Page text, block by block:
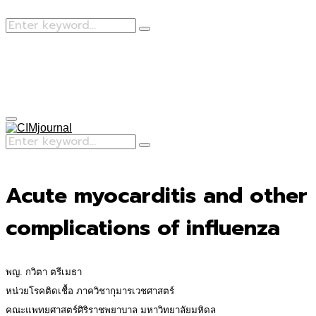
Search
Search
Primary
Menu
Search
for:
Search
Acute myocarditis and other
complications of influenza
พญ. กวิตา ตรีเมธา
หน่วยโรคติดเชื้อ ภาควิชากุมารเวชศาสตร์
คณะแพทยศาสตร์ศิริราชพยาบาล มหาวิทยาลัยมหิดล